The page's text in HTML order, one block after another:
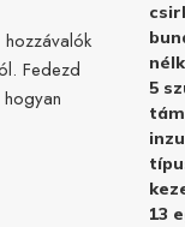
Fedezd
5
13